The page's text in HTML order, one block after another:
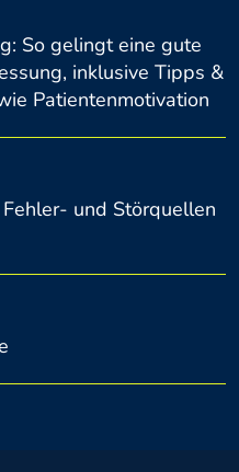
So gelingt eine gute
inklusive Tipps &
Patientenmotivation
und Störquellen